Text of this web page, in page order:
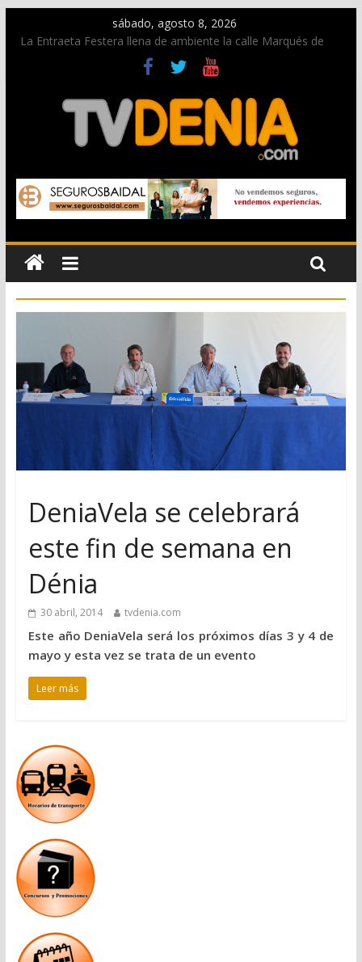
sábado, agosto 8, 2026
La Entraeta Festera llena de ambiente la calle Marqués de
Campo con la recepción a la Capitanía Cristiana
Dos personas fallecen en un grave accidente en la N-332
entre Benissa y Calp
Una nueva oportunidad para donar sangre en Cruz Roja
El bando moro protagonista en la Segunda Entraeta Festera
Paco Adsuar dona al Arxiu de Dénia más de 50.000 imágenes
de la memoria visual de la ciudad
DeniaVela se celebrará
este fin de semana en
Dénia
30 abril, 2014 tvdenia.com
Este año DeniaVela será los próximos días 3 y 4 de
mayo y esta vez se trata de un evento
Leer más